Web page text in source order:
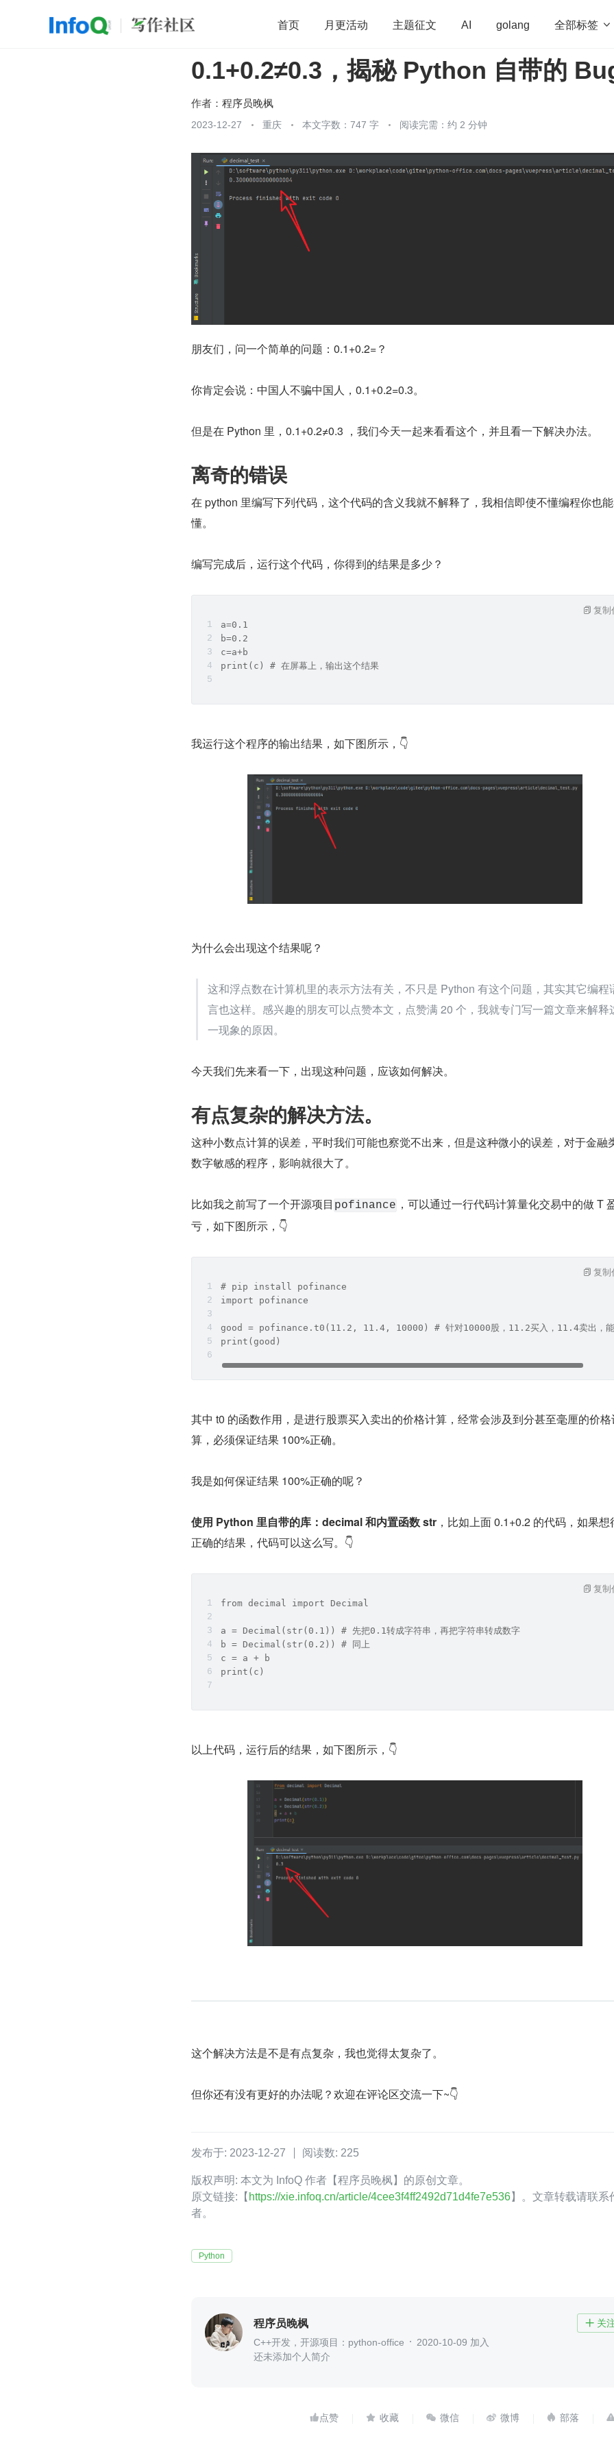
首页 月更活动 主题征文 AI golang 全部标签 
开源 架构 OpenHarmony 算法 学习方法 Web3.0 高
团队管理
0.1+0.2≠0.3，揭秘 Python 自带的
作者： 程序员晚枫
2023-12-27 重庆 本文字数：747 字 阅读完需：约 2 分钟
朋友们，问一个简单的问题：0.1+0.2=？
你肯定会说：中国人不骗中国人，0.1+0.2=0.3。
但是在 Python 里，0.1+0.2≠0.3 ，我们今天一起来看看这个，并且看一下解决办法。
离奇的错误
在 python 里编写下列代码，这个代码的含义我就不解释了，我相信即使不懂编程你也
懂。
编写完成后，运行这个代码，你得到的结果是多少？
a=0.1
b=0.2
c=a+b
print(c) # 在屏幕上，输出这个结果
复制
我运行这个程序的输出结果，如下图所示，👇
为什么会出现这个结果呢？
这和浮点数在计算机里的表示方法有关，不只是 Python 有这个问题，其实其它编程
言也这样。感兴趣的朋友可以点赞本文，点赞满 20 个，我就专门写一篇文章来解释
一现象的原因。
今天我们先来看一下，出现这种问题，应该如何解决。
有点复杂的解决方法。
这种小数点计算的误差，平时我们可能也察觉不出来，但是这种微小的误差，对于金融
数字敏感的程序，影响就很大了。
比如我之前写了一个开源项目 pofinance ，可以通过一行代码计算量化交易中的做 T
亏，如下图所示，👇
# pip install pofinance
import pofinance
good = pofinance.t0(11.2, 11.4, 10000) # 针对10000股，11.2买入，11.4卖出，能
print(good)
复制
其中 t0 的函数作用，是进行股票买入卖出的价格计算，经常会涉及到分甚至毫厘的价
算，必须保证结果 100%正确。
我是如何保证结果 100%正确的呢？
使用 Python 里自带的库：decimal 和内置函数 str ，比如上面 0.1+0.2 的代码，如果想
正确的结果，代码可以这么写。👇
from decimal import Decimal
a = Decimal(str(0.1)) # 先把0.1转成字符串，再把字符串转成数字
b = Decimal(str(0.2)) # 同上
c = a + b
print(c)
复制
以上代码，运行后的结果，如下图所示，👇
这个解决方法是不是有点复杂，我也觉得太复杂了。
但你还有没有更好的办法呢？欢迎在评论区交流一下~👇
发布于: 2023-12-27 阅读数: 225
版权声明: 本文为 InfoQ 作者【程序员晚枫】的原创文章。
原文链接:【 https://xie.infoq.cn/article/4cee3f4ff2492d71d4fe7e536】。文章转载请联系
者。
Python
程序员晚枫  关
C++开发，开源项目：python-office
2020-10-09 加入
还未添加个人简介
    